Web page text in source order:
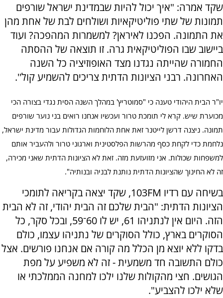
שקד אמרה: "איך יכול להיות שבמדינת ישראל שורפים
תמונות של שתי פוליטיקאיות ושולחים לבת של אחת מהן
את התמונה. הפכנו לאיראן? למשמרות המהפכה? ועוד
ביישוב שבו הפוליטיקאית גרה. זו תוצאה של ההסתה
החמורה שהייתה נגדנו מצד האופוזיציה כל השנה
האחרונה. רבני הציונות הדתית צריכים להשמיע קול''.
יו"ר הבית היהודי טענה כי "סמוטריץ' במהלך השנה הסית נגדי בצורה הכי
מכוערת שיש. קרא לי תומכת טרור ועכשיו אנחנו רואים בני נוער שורפים
תמונה. ניצנה דרשן לייטנר זאת אחת הלוחמות הגדולות עבור מדינת ישראל,
נלחמת כדי לקחת כסף מהרשות הפלסטינית וארגוני טרור ולהעביר אותם
למשפחות שכולות. אני מזועזעת מזה. זאת לא הציונות הדתית שאני מכירה,
זה לא החינוך שהציונות הדתית נותנת לבניה ובנותיה".
בשיחה עם רדיו 103FM, שקד יצאה בקריאה לתומכי
הציונות הדתית: "הבית שלכם זה הבית יהודי, זה לא הבית
הזה. היום אין לנתניהו 61, יש לו 60־59, ובכל סקר, כל
הסוקרים בארץ, כולל הסוקרים של נתניהו עצמו, כולם
בדקו ללא יוצא מן הכלל מה קורה אם אנחנו פורשים. אצל
כולם התשובה חד משמעית - זה לא משפיע על מפת
הגושים. חצי מהקולות שלנו ילכו למחנה הממלכתי או
שלא ילכו להצביע".